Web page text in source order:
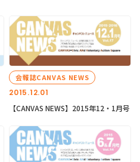
2015.12.01
会報誌CANVAS NEWS
【CANVAS NEWS】2015年12・1月号